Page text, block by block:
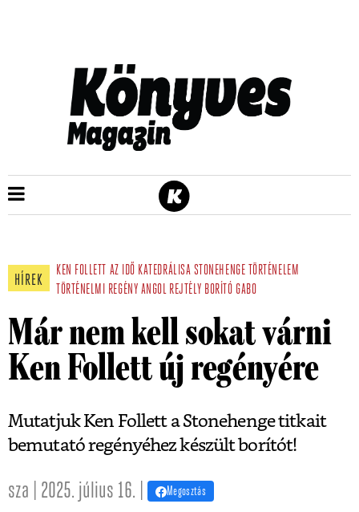
HÍREK
KEN FOLLETT AZ IDŐ KATEDRÁLISA STONEHENGE TÖRTÉNELEM
TÖRTÉNELMI REGÉNY ANGOL REJTÉLY BORÍTÓ GABO
Már nem kell sokat várni
Ken Follett új regényére
Mutatjuk Ken Follett a Stonehenge titkait
bemutató regényéhez készült borítót!
sza | 2025. július 16. | Megosztás